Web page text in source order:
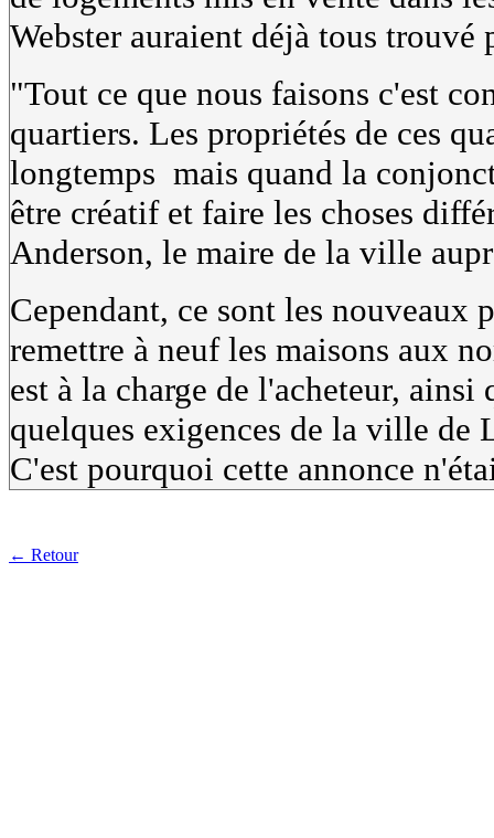
Webster auraient déjà tous trouvé
"Tout ce que nous faisons c'est
quartiers. Les propriétés de ces
longtemps mais quand la
être créatif et faire les choses
Anderson, le maire de la ville
Cependant, ce sont les nouveaux
remettre à neuf les maisons aux
est à la charge de l'acheteur,
quelques exigences de la ville
C'est pourquoi cette annonce
← Retour